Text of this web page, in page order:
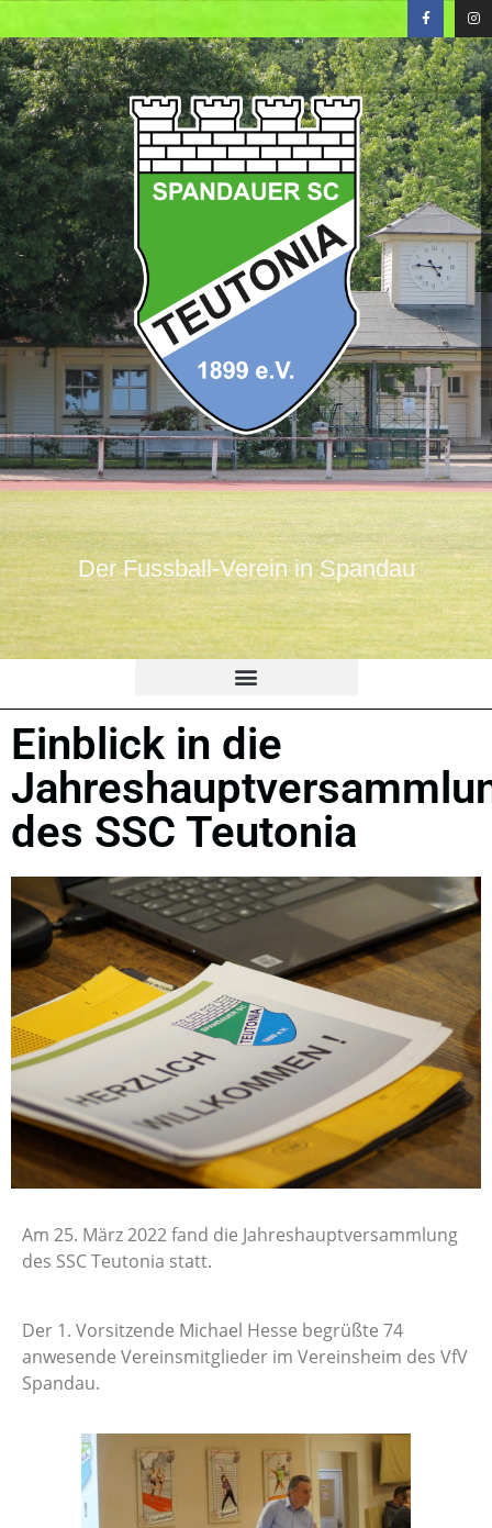
Der Fussball-Verein in Spandau
Einblick in die
des SSC Teutonia
Am 25. März 2022 fand die Jahreshauptversammlung
des SSC Teutonia statt.
Der 1. Vorsitzende Michael Hesse begrüßte 74
anwesende Vereinsmitglieder im Vereinsheim des VfV
Spandau.